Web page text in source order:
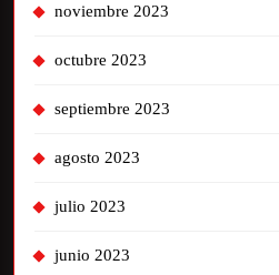
noviembre 2023
octubre 2023
septiembre 2023
agosto 2023
julio 2023
junio 2023